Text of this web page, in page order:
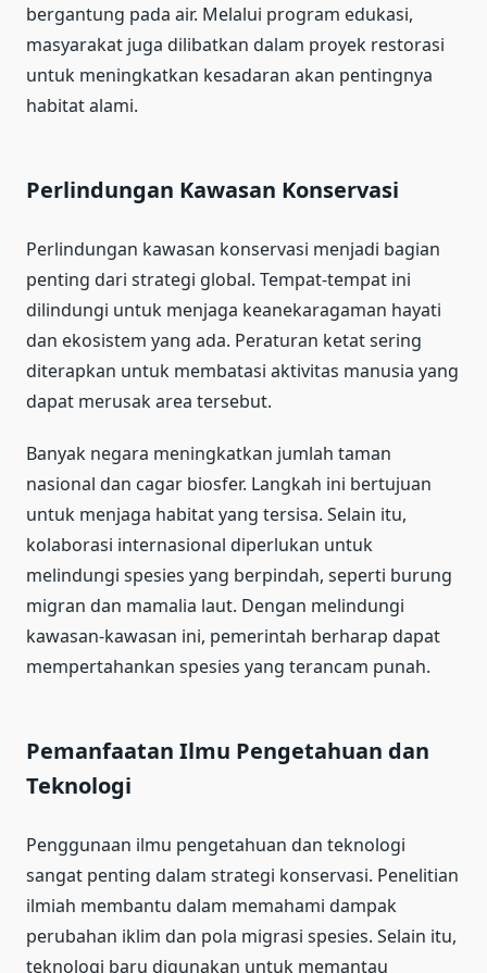
bergantung pada air. Melalui program edukasi,
masyarakat juga dilibatkan dalam proyek restorasi
untuk meningkatkan kesadaran akan pentingnya
habitat alami.
Perlindungan Kawasan Konservasi
Perlindungan kawasan konservasi menjadi bagian
penting dari strategi global. Tempat-tempat ini
dilindungi untuk menjaga keanekaragaman hayati
dan ekosistem yang ada. Peraturan ketat sering
diterapkan untuk membatasi aktivitas manusia yang
dapat merusak area tersebut.
Banyak negara meningkatkan jumlah taman
nasional dan cagar biosfer. Langkah ini bertujuan
untuk menjaga habitat yang tersisa. Selain itu,
kolaborasi internasional diperlukan untuk
melindungi spesies yang berpindah, seperti burung
migran dan mamalia laut. Dengan melindungi
kawasan-kawasan ini, pemerintah berharap dapat
mempertahankan spesies yang terancam punah.
Pemanfaatan Ilmu Pengetahuan dan
Teknologi
Penggunaan ilmu pengetahuan dan teknologi
sangat penting dalam strategi konservasi. Penelitian
ilmiah membantu dalam memahami dampak
perubahan iklim dan pola migrasi spesies. Selain itu,
teknologi baru digunakan untuk memantau